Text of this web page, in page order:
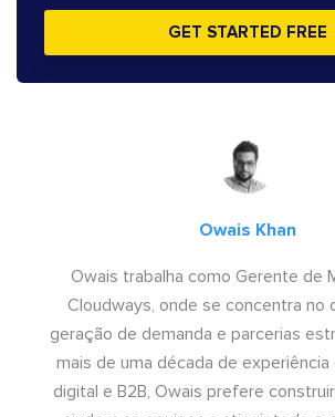
GET STARTED FREE
Owais Khan
Owais trabalha como Gerente de
Cloudways, onde se concentra no
geração de demanda e parcerias
mais de uma década de
digital e B2B, Owais prefere